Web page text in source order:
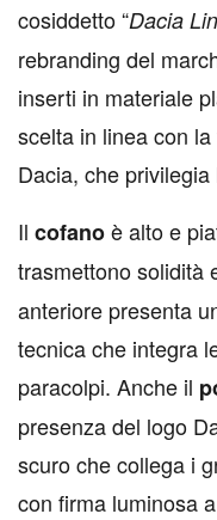
cosiddetto “Dacia
rebranding del
inserti in materiale
scelta in linea con la
Dacia, che
Il cofanoè alto e
trasmettono solidità
anteriore presenta
tecnica che integra
paracolpi. Anche il
presenza del logo
scuro che collega i
con firma luminosa